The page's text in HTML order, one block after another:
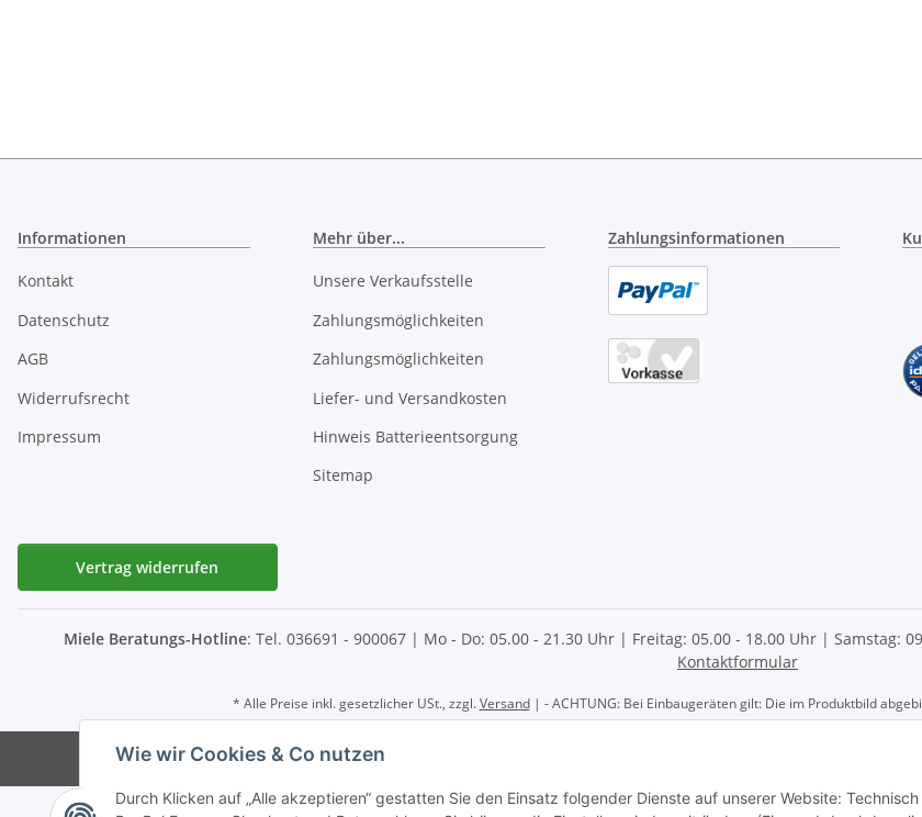
Wie wir Cookies & Co nutzen
Durch Klicken auf „Alle akzeptieren“ gestatten Sie den Einsatz folgender Dienste auf unserer Website:
Informationen
Kontakt
Datenschutz
AGB
Widerrufsrecht
Impressum
Mehr über...
Unsere Verkaufsstelle
Zahlungsmöglichkeiten
Zahlungsmöglichkeiten
Liefer- und Versandkosten
Hinweis Batterieentsorgung
Sitemap
Zahlungsinformationen
Vertrag widerrufen
Miele Beratungs-Hotline: Tel. 036691 - 900067 | Mo - Do: 05.00 - 21.30 Uhr | Freitag: 05.00 - 18.00 Uhr | Samstag:
Kontaktformular
* Alle Preise inkl. gesetzlicher USt., zzgl.Versand| - ACHTUNG: Bei Einbaugeräten gilt: Die im Produktbild